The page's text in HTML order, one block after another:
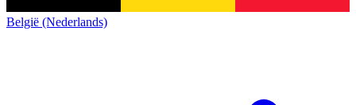
België (Nederlands)